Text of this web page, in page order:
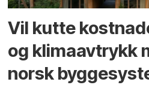
Vil kutte
og klima­avtrykk
norsk